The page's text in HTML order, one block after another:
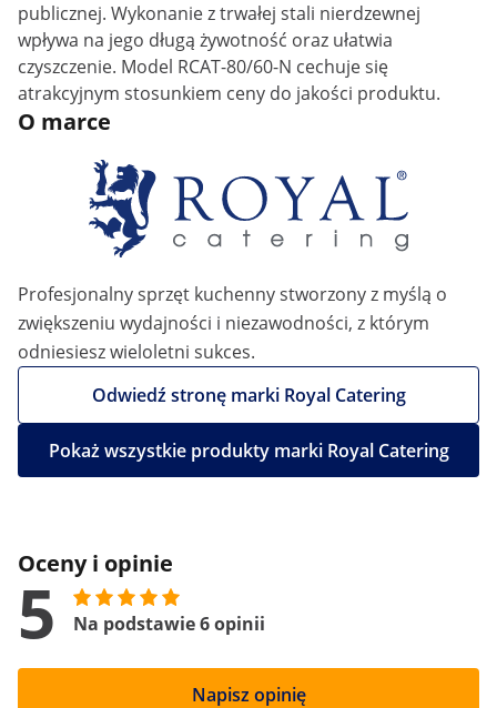
publicznej. Wykonanie z trwałej stali nierdzewnej
wpływa na jego długą żywotność oraz ułatwia
czyszczenie. Model RCAT-80/60-N cechuje się
atrakcyjnym stosunkiem ceny do jakości produktu.
O marce
Profesjonalny sprzęt kuchenny stworzony z myślą o
zwiększeniu wydajności i niezawodności, z którym
odniesiesz wieloletni sukces.
Odwiedź stronę marki Royal Catering
Pokaż wszystkie produkty marki Royal Catering
Oceny i opinie
5 Na podstawie 6 opinii
Napisz opinię